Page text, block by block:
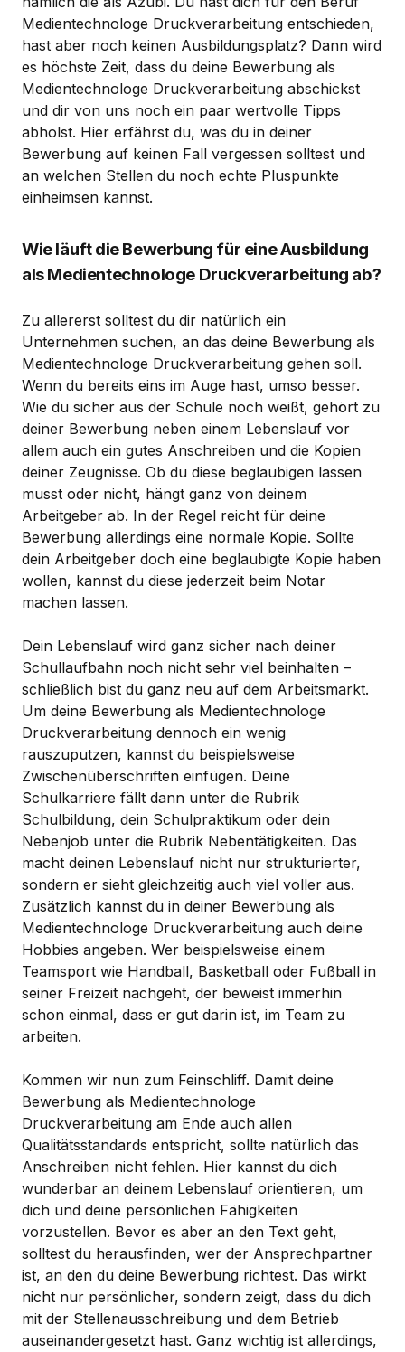
Medientechnologe Druckverarbeitung entschieden,
hast aber noch keinen Ausbildungsplatz? Dann wird
es höchste Zeit, dass du deine Bewerbung als
Medientechnologe Druckverarbeitung abschickst
und dir von uns noch ein paar wertvolle Tipps
abholst. Hier erfährst du, was du in deiner
Bewerbung auf keinen Fall vergessen solltest und
an welchen Stellen du noch echte Pluspunkte
einheimsen kannst.
Wie läuft die Bewerbung für eine Ausbildung
als Medientechnologe Druckverarbeitung ab?
Zu allererst solltest du dir natürlich ein
Unternehmen suchen, an das deine Bewerbung als
Medientechnologe Druckverarbeitung gehen soll.
Wenn du bereits eins im Auge hast, umso besser.
Wie du sicher aus der Schule noch weißt, gehört zu
deiner Bewerbung neben einem Lebenslauf vor
allem auch ein gutes Anschreiben und die Kopien
deiner Zeugnisse. Ob du diese beglaubigen lassen
musst oder nicht, hängt ganz von deinem
Arbeitgeber ab. In der Regel reicht für deine
Bewerbung allerdings eine normale Kopie. Sollte
dein Arbeitgeber doch eine beglaubigte Kopie haben
wollen, kannst du diese jederzeit beim Notar
machen lassen.
Dein Lebenslauf wird ganz sicher nach deiner
Schullaufbahn noch nicht sehr viel beinhalten –
schließlich bist du ganz neu auf dem Arbeitsmarkt.
Um deine Bewerbung als Medientechnologe
Druckverarbeitung dennoch ein wenig
rauszuputzen, kannst du beispielsweise
Zwischenüberschriften einfügen. Deine
Schulkarriere fällt dann unter die Rubrik
Schulbildung, dein Schulpraktikum oder dein
Nebenjob unter die Rubrik Nebentätigkeiten. Das
macht deinen Lebenslauf nicht nur strukturierter,
sondern er sieht gleichzeitig auch viel voller aus.
Zusätzlich kannst du in deiner Bewerbung als
Medientechnologe Druckverarbeitung auch deine
Hobbies angeben. Wer beispielsweise einem
Teamsport wie Handball, Basketball oder Fußball in
seiner Freizeit nachgeht, der beweist immerhin
schon einmal, dass er gut darin ist, im Team zu
arbeiten.
Kommen wir nun zum Feinschliff. Damit deine
Bewerbung als Medientechnologe
Druckverarbeitung am Ende auch allen
Qualitätsstandards entspricht, sollte natürlich das
Anschreiben nicht fehlen. Hier kannst du dich
wunderbar an deinem Lebenslauf orientieren, um
dich und deine persönlichen Fähigkeiten
vorzustellen. Bevor es aber an den Text geht,
solltest du herausfinden, wer der Ansprechpartner
ist, an den du deine Bewerbung richtest. Das wirkt
nicht nur persönlicher, sondern zeigt, dass du dich
mit der Stellenausschreibung und dem Betrieb
auseinandergesetzt hast. Ganz wichtig ist allerdings,